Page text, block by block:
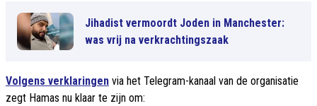
Jihadist vermoordt Joden in Manchester:
was vrij na verkrachtingszaak
Volgens verklaringen via het Telegram-kanaal van de organisatie
zegt Hamas nu klaar te zijn om: